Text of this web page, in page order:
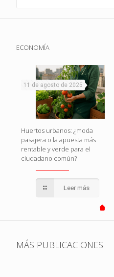
ECONOMÍA
11 de agosto de 2025
Huertos urbanos: ¿moda
pasajera o la apuesta más
rentable y verde para el
ciudadano común?
Leer más
MÁS PUBLICACIONES